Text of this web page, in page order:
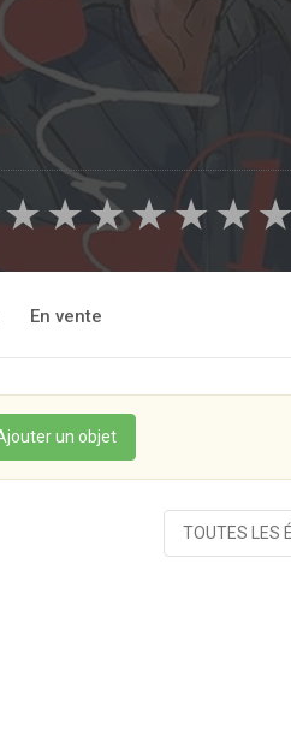
★
★
★
★
★
★
★
En vente
un objet
TOUTES LES